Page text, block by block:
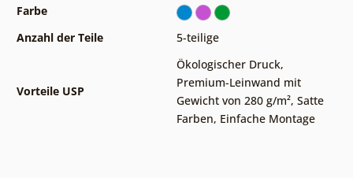
Farbe
Anzahl der Teile
5-teilige
Vorteile USP
Ökologischer Druck,
Premium-Leinwand mit
Gewicht von 280 g/m², Satte
Farben, Einfache Montage